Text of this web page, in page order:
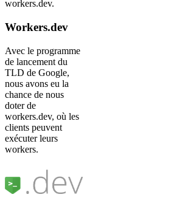
workers.dev.
Workers.dev
Avec le programme
de lancement du
TLD de Google,
nous avons eu la
chance de nous
doter de
workers.dev, où les
clients peuvent
exécuter leurs
workers.